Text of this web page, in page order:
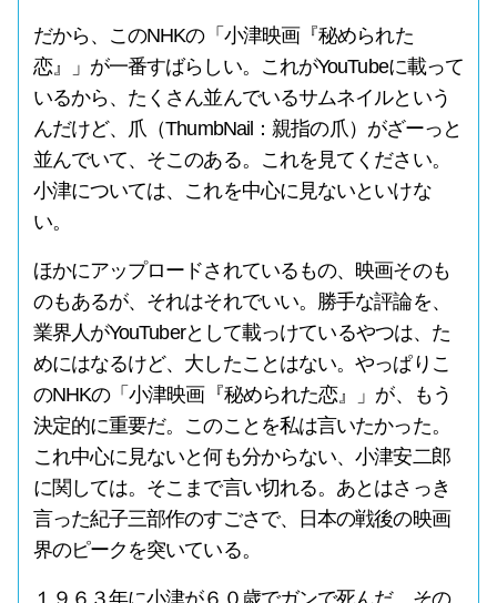
だから、このNHKの「小津映画『秘められた
恋』」が一番すばらしい。これがYouTubeに載って
いるから、たくさん並んでいるサムネイルという
んだけど、爪（ThumbNail：親指の爪）がざーっと
並んでいて、そこのある。これを見てください。
小津については、これを中心に見ないといけな
い。
ほかにアップロードされているもの、映画そのも
のもあるが、それはそれでいい。勝手な評論を、
業界人がYouTuberとして載っけているやつは、た
めにはなるけど、大したことはない。やっぱりこ
のNHKの「小津映画『秘められた恋』」が、もう
決定的に重要だ。このことを私は言いたかった。
これ中心に見ないと何も分からない、小津安二郎
に関しては。そこまで言い切れる。あとはさっき
言った紀子三部作のすごさで、日本の戦後の映画
界のピークを突いている。
１９６３年に小津が６０歳でガンで死んだ。その